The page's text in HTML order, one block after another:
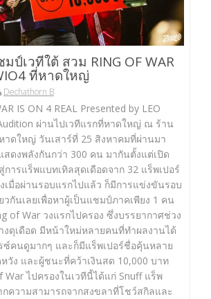
ป์เวทีใต้ สวม RING OF WAR
ที่หาดใหญ่
Dechathorn B
IS ON 4 REAL Presented by LEO
ผ่านไปเวทีแรกที่หาดใหญ่ ณ ร้าน
าดใหญ่ วันเสาร์ที่ 25 สิงหาคมที่ผ่านมา
ดงพลังกันกว่า 300 คน มากันตั้งแต่เปิด
การแร็พแบทเทิลสุดเดือดจาก 32 แร็พเปอร์
มื่อผ่านรอบแรกไปแล้ว ก็มีการแข่งขันรอบ
วกันเลยเพื่อหาผู้เป็นแชมป์ภาคเพียง 1 คน
of War วงแรกไปครอง ซึ่งบรรยากาศช่วง
งดุเดือด มีหน้าใหม่หลายคนที่ทำผลงานได้
ซ์คนดูมากๆ และก็มีแร็พเปอร์ชื่อคุ้นหลาย
วัง และผู้ชนะที่คว้าเงินสด 10,000 บาท
ไปครองในเวทีนี้ได้แก่ Snuff แร็พ
กความสามารถจากสงขลาที่โชว์สกิลและ